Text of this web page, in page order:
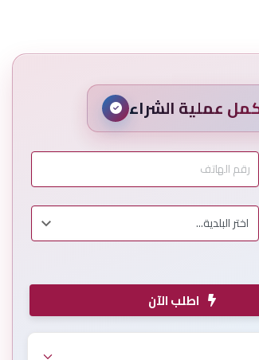
عملية الشراء
اطلب الآن